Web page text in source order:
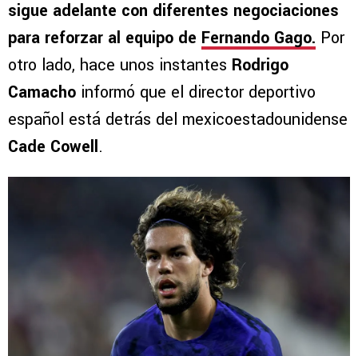
sigue adelante con diferentes negociaciones
para reforzar al equipo de Fernando Gago. Por
otro lado, hace unos instantes Rodrigo
Camacho informó que el director deportivo
español está detrás del mexicoestadounidense
Cade Cowell.